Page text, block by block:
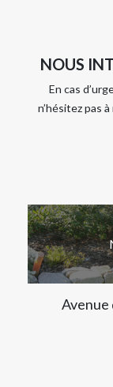
NOUS
En cas
n’hésitez pas
Avenue